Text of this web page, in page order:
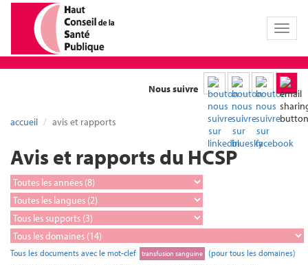
Toggle
Nous suivre
accueil avis et rapports
Avis et rapports du HCSP
Tous les documents avec le mot-clef transfusion sanguine (pour tous les domaines)